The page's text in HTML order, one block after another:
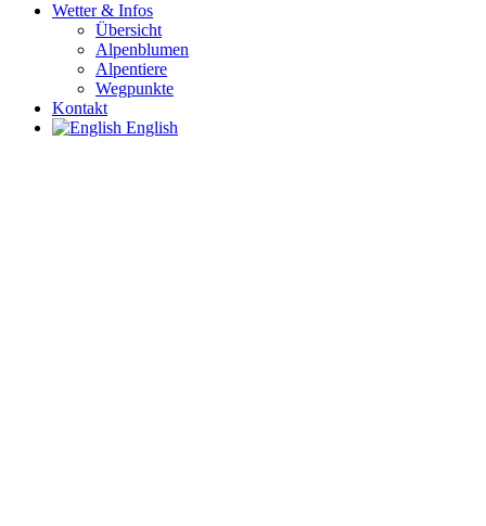
Wetter & Infos
Übersicht
Alpenblumen
Alpentiere
Wegpunkte
Kontakt
English